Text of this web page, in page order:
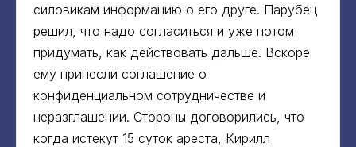
силовикам информацию о его друге. Парубец
решил, что надо согласиться и уже потом
придумать, как действовать дальше. Вскоре
ему принесли соглашение о
конфиденциальном сотрудничестве и
неразглашении. Стороны договорились, что
когда истекут 15 суток ареста, Кирилл